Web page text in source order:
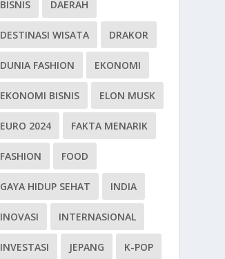
BISNIS DAERAH
DESTINASI WISATA DRAKOR
DUNIA FASHION EKONOMI
EKONOMI BISNIS ELON MUSK
EURO 2024 FAKTA MENARIK
FASHION FOOD
GAYA HIDUP SEHAT INDIA
INOVASI INTERNASIONAL
INVESTASI JEPANG K-POP